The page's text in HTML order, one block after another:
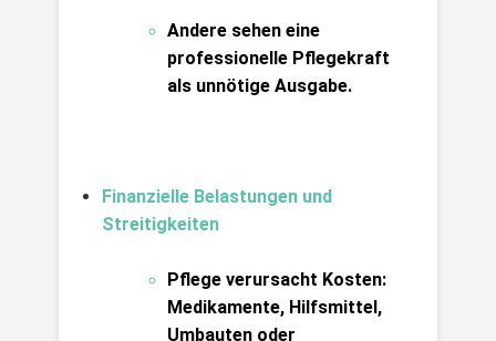
Andere sehen eine
professionelle Pflegekraft
als unnötige Ausgabe.
Finanzielle Belastungen und
Streitigkeiten
Pflege verursacht Kosten:
Medikamente, Hilfsmittel,
Umbauten oder